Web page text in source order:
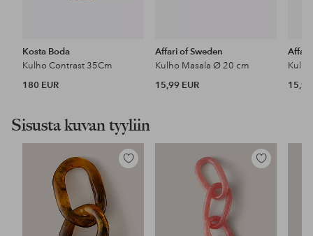
Kosta Boda
Kulho Contrast 35Cm
180 EUR
Affari of Sweden
Kulho Masala Ø 20 cm
15,99 EUR
Affari
15,99
Sisusta kuvan tyyliin
Lisää
Lisää